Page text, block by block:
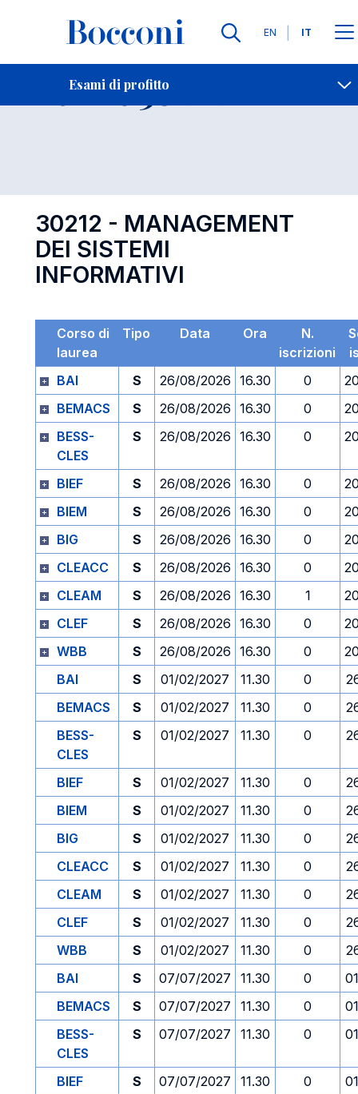
Lingue
EN IT
Esami di profitto
Contatti
Esame 30212 Open
30212 - MANAGEMENT
DEI SISTEMI
INFORMATIVI
Corso di
laurea
Tipo Data Ora
N.
iscrizioni
BAI
S 26/08/2026 16.30 0
BEMACS
S 26/08/2026 16.30 0
BESS-
CLES
S 26/08/2026 16.30 0
BIEF S 26/08/2026 16.30 0
BIEM
S 26/08/2026 16.30 0
BIG
S 26/08/2026 16.30 0
CLEACC
S 26/08/2026 16.30 0
CLEAM
S 26/08/2026 16.30 1
CLEF
S 26/08/2026 16.30 0
WBB
S 26/08/2026 16.30 0
BAI
S 01/02/2027 11.30 0
BEMACS
S 01/02/2027 11.30 0
BESS-
CLES
S 01/02/2027 11.30 0
BIEF S 01/02/2027 11.30 0
BIEM
S 01/02/2027 11.30 0
BIG
S 01/02/2027 11.30 0
CLEACC
S 01/02/2027 11.30 0
CLEAM
S 01/02/2027 11.30 0
CLEF
S 01/02/2027 11.30 0
WBB
S 01/02/2027 11.30 0
BAI
S 07/07/2027 11.30 0
BEMACS
S 07/07/2027 11.30 0
BESS-
CLES
S 07/07/2027 11.30 0
BIEF S 07/07/2027 11.30 0